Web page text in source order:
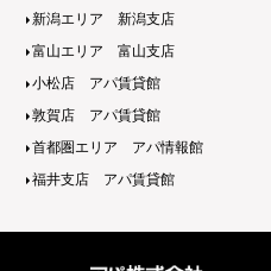
新潟エリア 新潟支店
富山エリア 富山支店
小松店 アパ賃貸館
敦賀店 アパ賃貸館
首都圏エリア アパ情報館
福井支店 アパ賃貸館